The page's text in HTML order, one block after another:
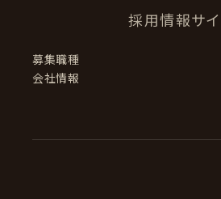
採用情報サイ
募集職種
会社情報